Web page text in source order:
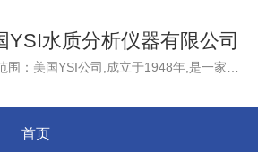
YSI水质分析仪器有限公司
首页